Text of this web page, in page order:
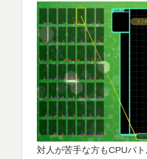
対人が苦手な方もCPUバ